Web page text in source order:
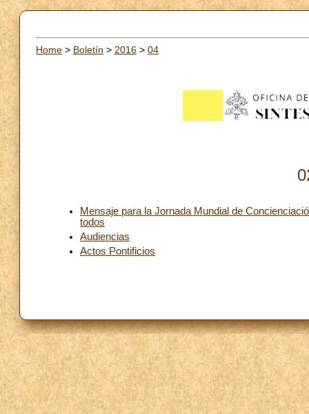
Home > Boletín > 2016 > 04
Mensaje para la Jornada Mundial de
todos
Audiencias
Actos Pontificios